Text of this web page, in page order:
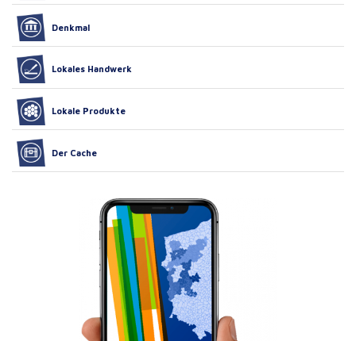
Denkmal
Lokales Handwerk
Lokale Produkte
Der Cache